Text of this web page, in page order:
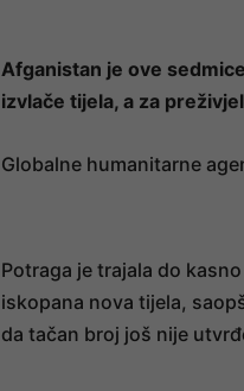
Afganistan je ove
izvlače tijela, a za
Globalne humanitarne
Potraga je trajala do
iskopana nova tijela,
da tačan broj još nije